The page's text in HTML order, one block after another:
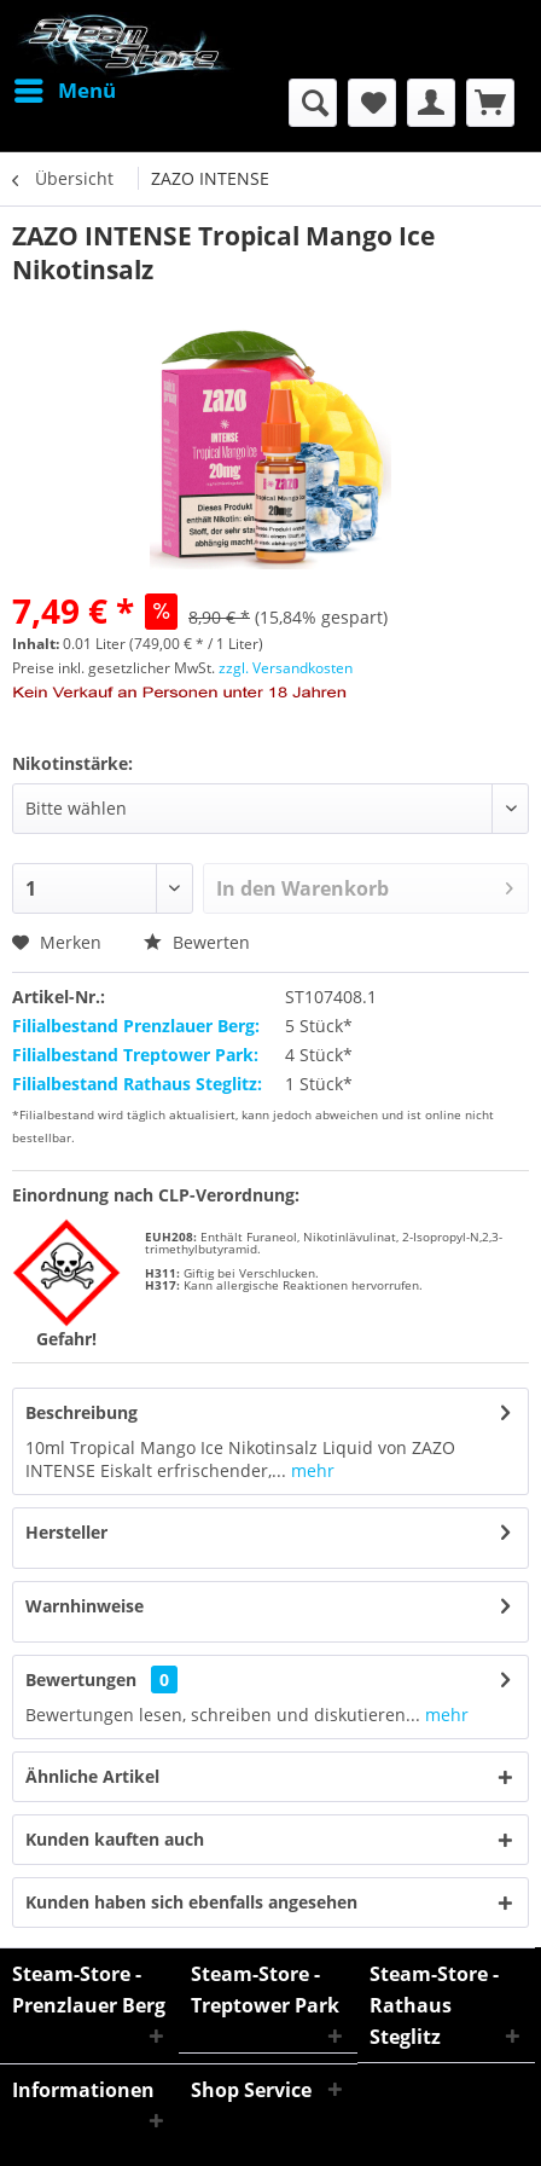
Menü
Übersicht ZAZO INTENSE
ZAZO INTENSE Tropical Mango Ice
Nikotinsalz
7,49 € * 8,90 € * (15,84% gespart)
Inhalt:0.01 Liter (749,00 € * / 1 Liter)
Preise inkl. gesetzlicher MwSt.zzgl. Versandkosten
Nikotinstärke:
In den Warenkorb
Merken Bewerten
Artikel-Nr.:
ST107408.1
Filialbestand Prenzlauer Berg:
5 Stück*
Filialbestand Treptower Park:
4 Stück*
Filialbestand Rathaus Steglitz:
1 Stück*
*Filialbestand wird täglich aktualisiert, kann jedoch abweichen und ist online nicht
bestellbar.
Einordnung nach CLP-Verordnung:
Gefahr!
EUH208: Enthält Furaneol, Nikotinlävulinat, 2-Isopropyl-N,2,3-
trimethylbutyramid.
H311: Giftig bei Verschlucken.
H317: Kann allergische Reaktionen hervorrufen.
Beschreibung
10ml Tropical Mango Ice Nikotinsalz Liquid von ZAZO
INTENSE Eiskalt erfrischender,... mehr
Hersteller
Warnhinweise
Bewertungen
0
Bewertungen lesen, schreiben und diskutieren... mehr
Ähnliche Artikel
Kunden kauften auch
Kunden haben sich ebenfalls angesehen
Steam-Store -
Prenzlauer Berg
Steam-Store -
Treptower Park
Steam-Store -
Rathaus
Steglitz
Informationen
Shop Service